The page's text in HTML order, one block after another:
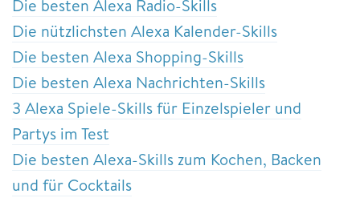
Die besten Alexa Radio-Skills
Die nützlichsten Alexa Kalender-Skills
Die besten Alexa Shopping-Skills
Die besten Alexa Nachrichten-Skills
3 Alexa Spiele-Skills für Einzelspieler und
Partys im Test
Die besten Alexa-Skills zum Kochen, Backen
und für Cocktails